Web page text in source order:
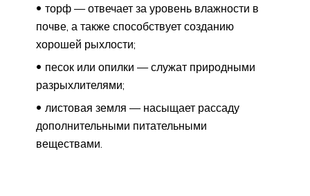
торф — отвечает за уровень влажности в
почве, а также способствует созданию
хорошей рыхлости;
песок или опилки — служат природными
разрыхлителями;
листовая земля — насыщает рассаду
дополнительными питательными
веществами.